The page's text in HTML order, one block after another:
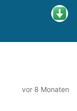
vor 8 Monaten